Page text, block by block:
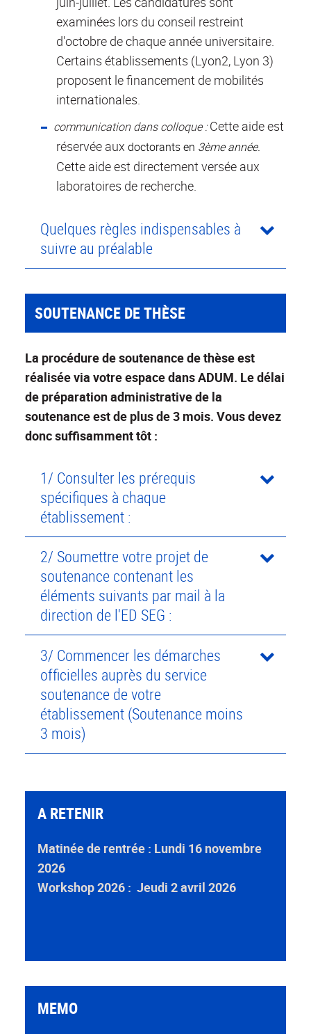
examinées lors du conseil restreint
d'octobre de chaque année universitaire.
Certains établissements (Lyon2, Lyon 3)
proposent le financement de mobilités
internationales.
communication dans colloque :Cette aide est
réservée aux doctorants en 3èmeannée.
Cette aide est directement versée aux
laboratoires de recherche.
Quelques règles indispensables à
suivre au préalable
SOUTENANCE DE THÈSE
La procédure de soutenance de thèse est
réalisée via votre espace dans ADUM. Le délai
de préparation administrative de la
soutenance est de plus de 3 mois. Vous devez
donc suffisamment tôt :
1/ Consulter les prérequis
spécifiques à chaque
établissement :
2/ Soumettre votre projet de
soutenance contenant les
éléments suivants par mail à la
direction de l'ED SEG :
3/ Commencer les démarches
officielles auprès du service
soutenance de votre
établissement (Soutenance moins
3 mois)
A RETENIR
Matinée de rentrée : Lundi 16 novembre
2026
Workshop 2026 : Jeudi 2 avril 2026
MEMO